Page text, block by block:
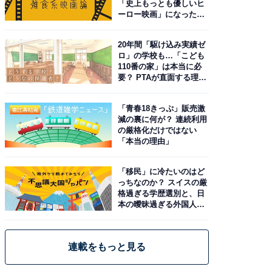
「史上もっとも優しいヒ
ーロー映画」になった理
20年間「駆け込み実績ゼ
ロ」の学校も…「こども
110番の家」は本当に必
要？ PTAが直面する理想
「青春18きっぷ」販売激
減の裏に何が？ 連続利用
の厳格化だけではない
「本当の理由」
「移民」に冷たいのはど
っちなのか？ スイスの厳
格過ぎる学歴選別と、日
本の曖昧過ぎる外国人政
連載をもっと見る